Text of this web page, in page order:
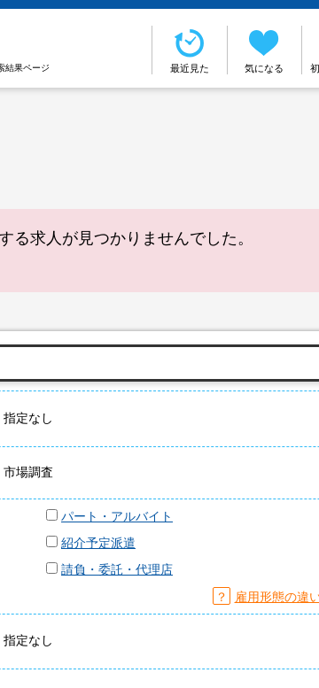
結果ページ 最近見た 気になる
る求人が見つかりませんでした。
指定なし
市場調査
パート・アルバイト
紹介予定派遣
請負・委託・代理店
？ 雇用形態の違
指定なし